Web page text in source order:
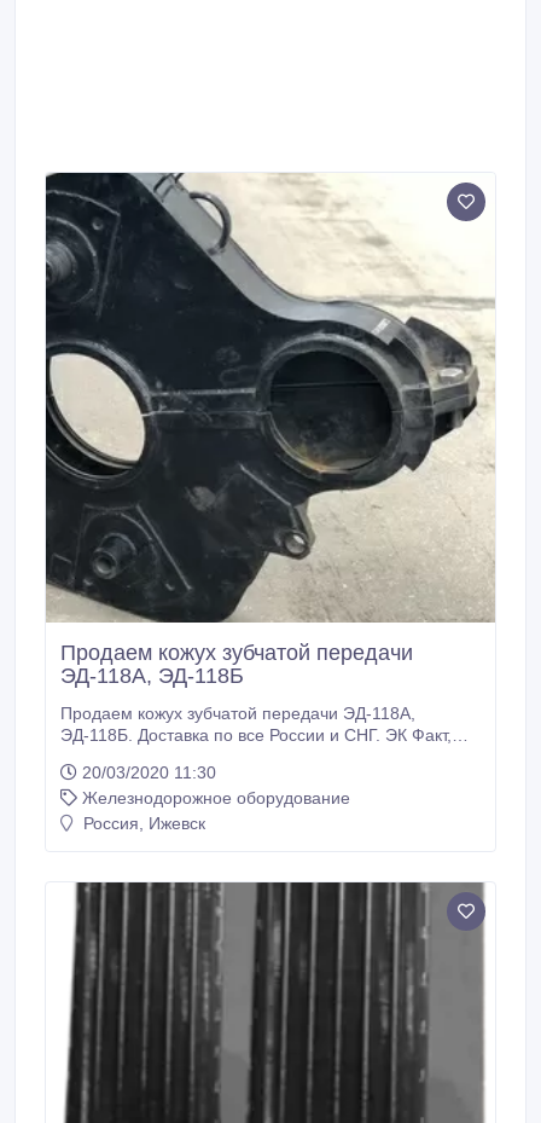
Продаем кожух зубчатой передачи
ЭД-118А, ЭД-118Б
Продаем кожух зубчатой передачи ЭД-118А,
ЭД-118Б. Доставка по все России и СНГ. ЭК Факт,
918-400 E-mail: info@pkf-fakt.ru.
20/03/2020 11:30
Железнодорожное оборудование
Россия, Ижевск